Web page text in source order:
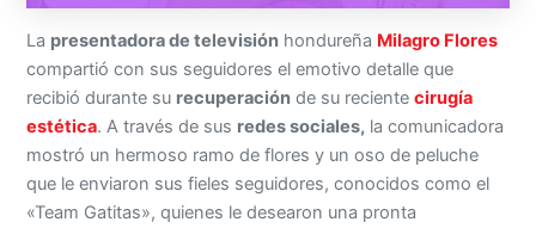
La presentadora de televisión hondureña Milagro Flores
compartió con sus seguidores el emotivo detalle que
recibió durante su recuperación de su recientecirugía
estética. A través de sus redes sociales, la comunicadora
mostró un hermoso ramo de flores y un oso de peluche
que le enviaron sus fieles seguidores, conocidos como el
«Team Gatitas», quienes le desearon una pronta